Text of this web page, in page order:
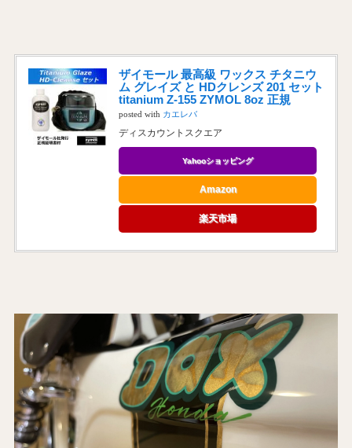
ザイモール 最高級 ワックス チタニウ
ム グレイズ と HDクレンズ 201 セット
titanium Z-155 ZYMOL 8oz 正規
posted with カエレバ
ディスカウントスクエア
Yahooショッピング
Amazon
楽天市場